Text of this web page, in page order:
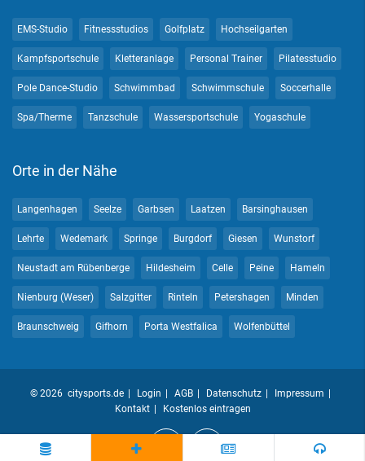
EMS-Studio Fitnessstudios Golfplatz Hochseilgarten
Kampfsportschule Kletteranlage Personal Trainer Pilatesstudio
Pole Dance-Studio Schwimmbad Schwimmschule Soccerhalle
Spa/Therme Tanzschule Wassersportschule Yogaschule
Orte in der Nähe
Langenhagen Seelze Garbsen Laatzen Barsinghausen
Lehrte Wedemark Springe Burgdorf Giesen Wunstorf
Neustadt am Rübenberge Hildesheim Celle Peine Hameln
Nienburg (Weser) Salzgitter Rinteln Petershagen Minden
Braunschweig Gifhorn Porta Westfalica Wolfenbüttel
© 2026 citysports.de Login AGB Datenschutz
Impressum
Kontakt
Kostenlos eintragen